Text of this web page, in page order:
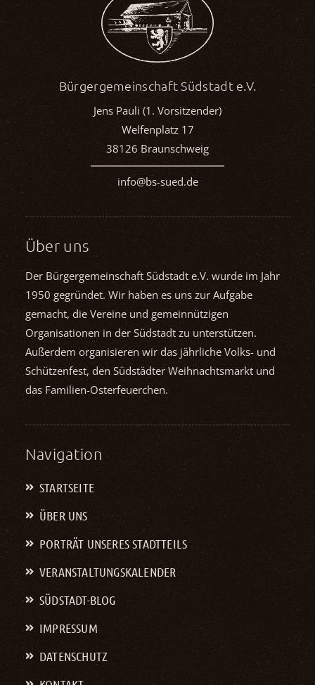
Bürgergemeinschaft Südstadt e.V.
Jens Pauli (1. Vorsitzender)
Welfenplatz 17
38126 Braunschweig
info@bs-sued.de
Über uns
Der Bürgergemeinschaft Südstadt e.V. wurde im Jahr
1950 gegründet. Wir haben es uns zur Aufgabe
gemacht, die Vereine und gemein­nützigen
Organisationen in der Südstadt zu unterstützen.
Außerdem organisieren wir das jährliche Volks- und
Schützenfest, den Südstädter Weihnachts­markt und
das Familien-Osterfeuerchen.
Navigation
STARTSEITE
ÜBER UNS
PORTRÄT UNSERES STADTTEILS
VERANSTALTUNGS­KALENDER
SÜDSTADT-BLOG
IMPRESSUM
DATENSCHUTZ